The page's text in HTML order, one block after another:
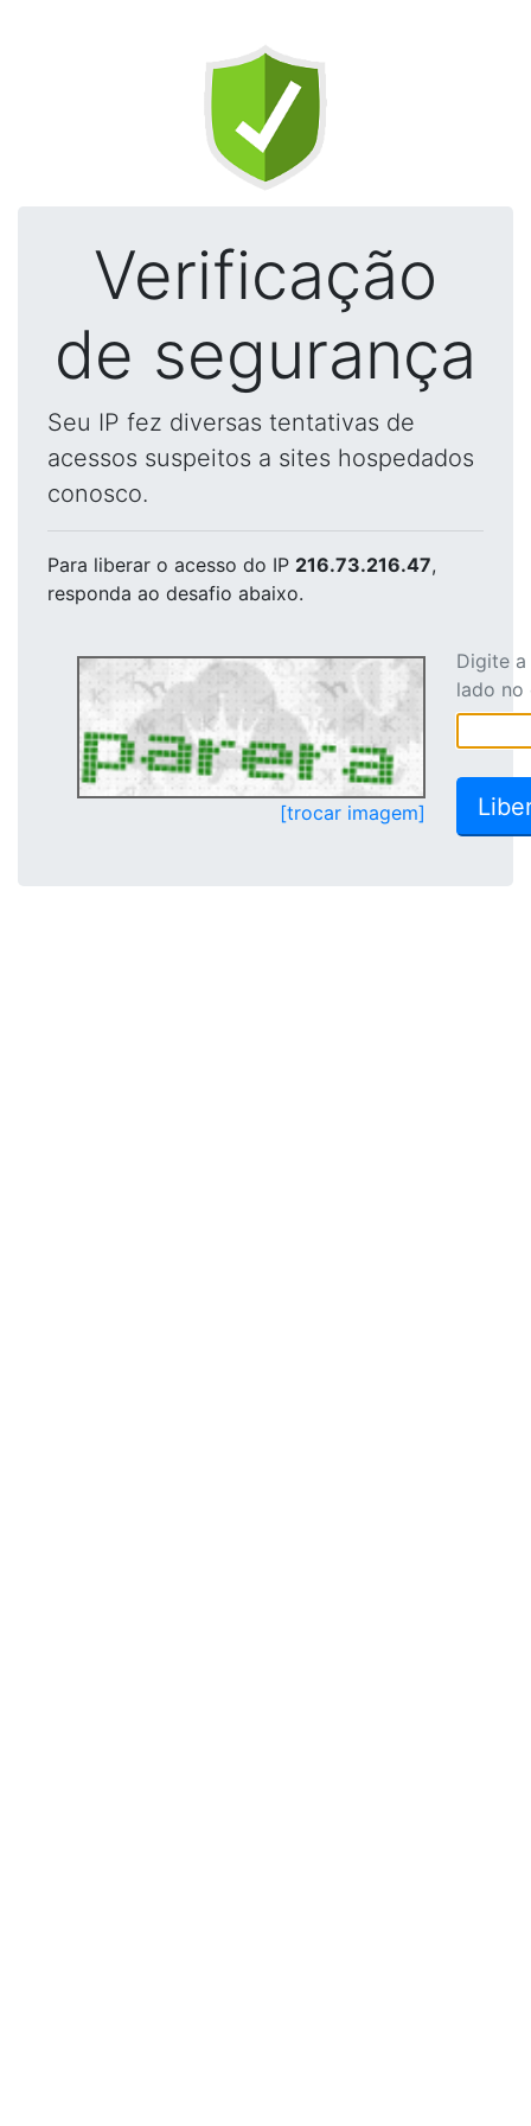
Verificação
de segurança
Seu IP fez diversas tentativas de
acessos suspeitos a sites hospedados
conosco.
Para liberar o acesso do IP 216.73.216.47,
responda ao desafio abaixo.
[trocar imagem]
Digite
lado no